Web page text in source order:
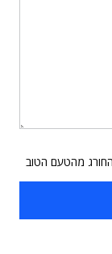
החורג מהטעם הטוב